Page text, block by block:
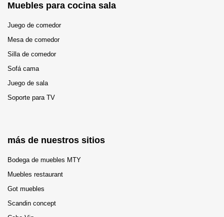
Muebles para cocina sala
Juego de comedor
Mesa de comedor
Silla de comedor
Sofá cama
Juego de sala
Soporte para TV
más de nuestros sitios
Bodega de muebles MTY
Muebles restaurant
Got muebles
Scandin concept